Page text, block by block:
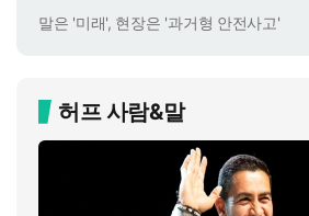
말은 '미래', 현장은 '과거형 안전사고'
허프 사람&말